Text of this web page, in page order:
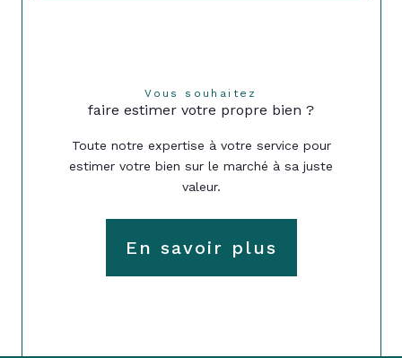
Vous souhaitez
faire estimer votre propre bien ?
Toute notre expertise à votre service pour
estimer votre bien sur le marché à sa juste
valeur.
En savoir plus